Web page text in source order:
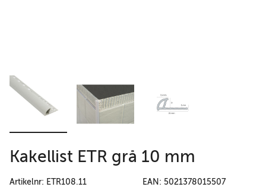
Kakellist ETR grå 10 mm
Artikelnr: ETR108.11 EAN: 5021378015507